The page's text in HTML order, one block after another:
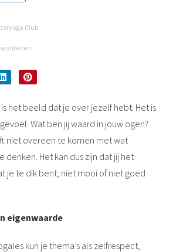
Club
is het beeld dat je over jezelf hebt. Het is
Wat ben jij waard in jouw ogen?
niet overeen te komen met wat
denken. Het kan dus zijn dat jij het
je te dik bent, niet mooi of niet goed
eigenwaarde
kun je thema’s als zelfrespect,